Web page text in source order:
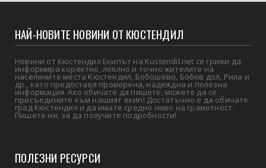
НАЙ-НОВИТЕ НОВИНИ ОТ КЮСТЕНДИЛ
Новини от Кюстендил Екипът на Kustendil.net се грижи да
информира коректно, лоялно и точно жителите на
населените места Кюстендил, Бобошево, Бобов дол, Рила и
др., като предоставя проверена, надеждна и полезна
информация. Ако обичате да пишете, можете да се
присъедините към нашият екип! Достатъчно е да обичате
град Кюстендил и да имате средно ниво на грамотност.
Пишете ни, за да получите подробности!
ПОЛЕЗНИ РЕСУРСИ